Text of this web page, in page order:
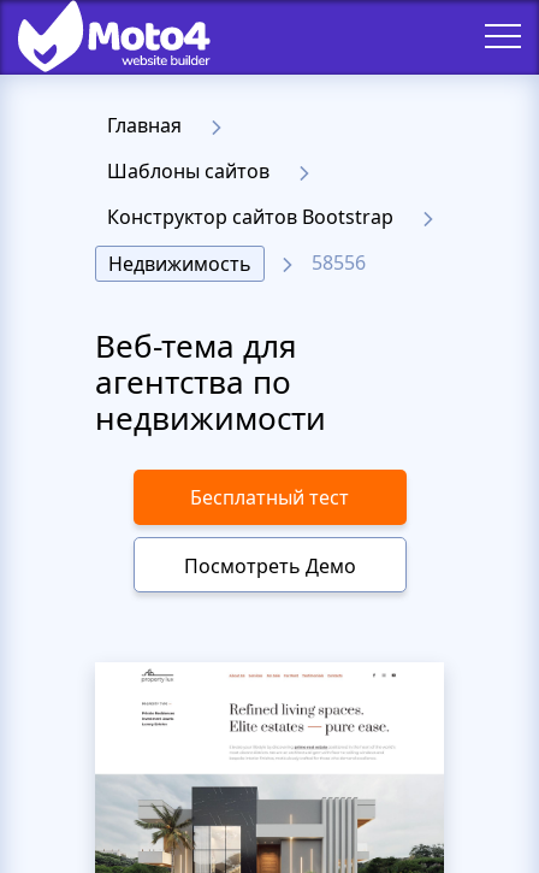
Главная
Шаблоны сайтов
Конструктор сайтов Bootstrap
Недвижимость
58556
Веб-тема для
агентства по
недвижимости
Бесплатный тест
Посмотреть Демо